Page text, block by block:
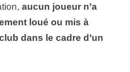
aucun joueur n’a
loué ou mis à
dans le cadre d’un